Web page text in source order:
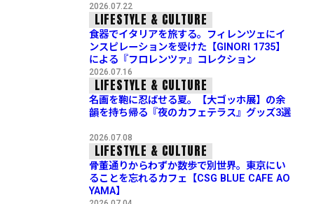
2026.07.22
LIFESTYLE & CULTURE
食器でイタリアを旅する。フィレンツェにイ
ンスピレーションを受けた【GINORI 1735】
による『フロレンツァ』コレクション
2026.07.16
LIFESTYLE & CULTURE
名画を鞄に忍ばせる夏。【大ゴッホ展】の余
韻を持ち帰る『夜のカフェテラス』グッズ3選
2026.07.08
LIFESTYLE & CULTURE
骨董通りからわずか数歩で別世界。東京にい
ることを忘れるカフェ【CSG BLUE CAFE AO
YAMA】